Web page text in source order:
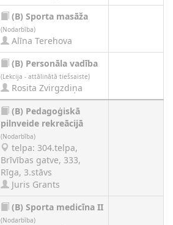
(B) Sporta masāža
(Nodarbība)
Alīna Terehova
(B) Personāla vadība
(Lekcija - attālinātā tiešsaiste)
Rosita Zvirgzdiņa
(B) Pedagoģiskā
pilnveide rekreācijā
(Nodarbība)
telpa: 304.telpa,
Brīvības gatve, 333,
Rīga, 3.stāvs
Juris Grants
(B) Sporta medicīna II
(Nodarbība)